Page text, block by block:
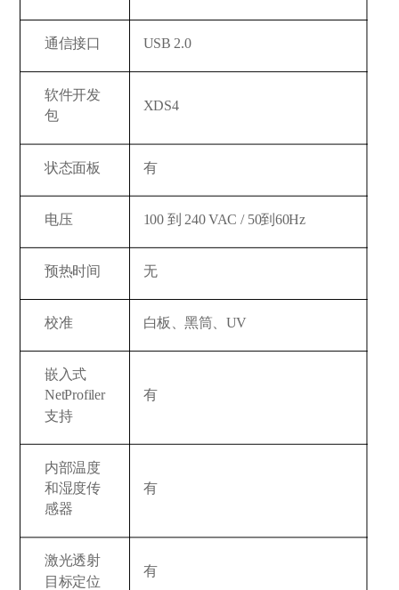
通信接口 USB 2.0
软件开发
包
XDS4
状态面板 有
电压 100 到 240 VAC / 50到60Hz
预热时间 无
校准 白板、黑筒、UV
嵌入式
NetProfiler
支持
有
内部温度
和湿度传
感器
有
激光透射
目标定位
有